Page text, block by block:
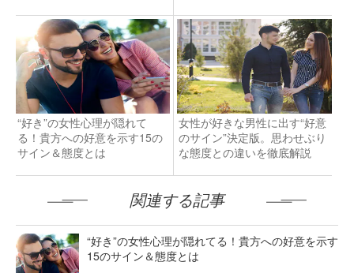
“好き”の女性心理が隠れて
る！貴方への好意を示す15の
サイン＆態度とは
女性が好きな男性に出す“好意
のサイン”決定版。思わせぶり
な態度との違いを徹底解説
関連する記事
“好き”の女性心理が隠れてる！貴方への好意を示す
15のサイン＆態度とは